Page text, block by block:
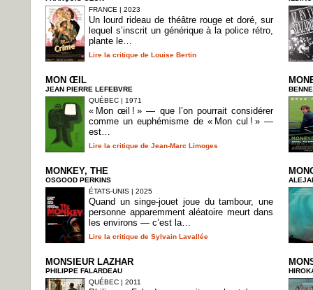
FRANCE | 2023
Un lourd rideau de théâtre rouge et doré, sur
lequel s’inscrit un générique à la police rétro,
plante le…
Lire la critique de Louise Bertin
MON ŒIL
JEAN PIERRE LEFEBVRE
QUÉBEC | 1971
« Mon œil ! » — que l’on pourrait considérer
comme un euphémisme de « Mon cul ! » —
est…
Lire la critique de Jean-Marc Limoges
MONKEY, THE
OSGOOD PERKINS
ÉTATS-UNIS | 2025
Quand un singe-jouet joue du tambour, une
personne apparemment aléatoire meurt dans
les environs — c’est la…
Lire la critique de Sylvain Lavallée
MONSIEUR LAZHAR
PHILIPPE FALARDEAU
QUÉBEC | 2011